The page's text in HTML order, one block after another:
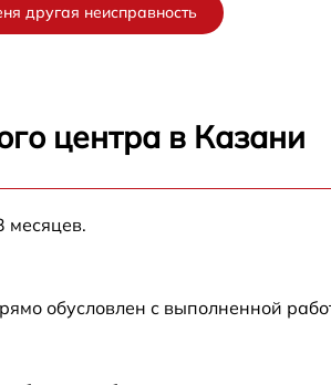
другая неисправность
центра в Казани
месяцев.
обусловлен с выполненной